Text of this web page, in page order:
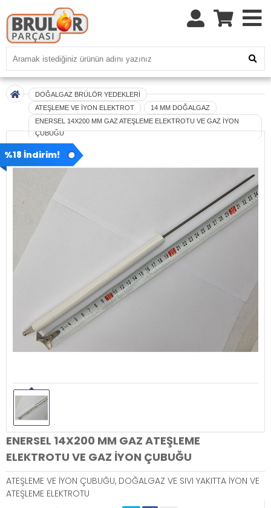
DOĞALGAZ BRÜLÖR YEDEKLERİ
ATEŞLEME VE İYON ELEKTROT
14 MM DOĞALGAZ
ENERSEL 14X200 MM GAZ ATEŞLEME ELEKTROTU VE GAZ İYON
ÇUBUĞU
%18 İndirim!
ENERSEL 14X200 MM GAZ ATEŞLEME
ELEKTROTU VE GAZ İYON ÇUBUĞU
ATEŞLEME VE İYON ÇUBUĞU, DOĞALGAZ VE SIVI YAKITTA İYON VE
ATEŞLEME ELEKTROTU